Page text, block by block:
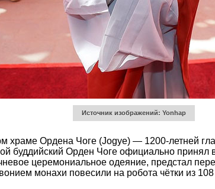
Источник изображений: Yonhap
храме Ордена Чоге (Jogye) — 1200-летней
буддийский Орден Чоге официально принял
церемониальное одеяние, предстал
монахи повесили на робота чётки из